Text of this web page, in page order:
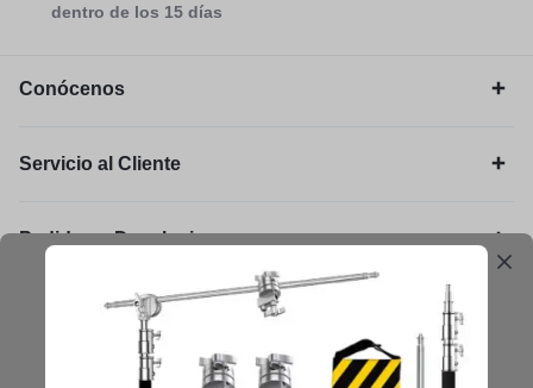
dentro de los 15 días
Conócenos
Servicio al Cliente
Pedidos y Devoluciones